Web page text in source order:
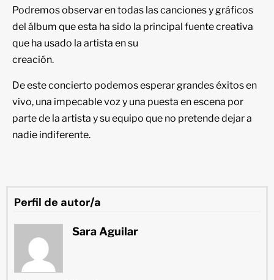
Podremos observar en todas las canciones y gráficos
del álbum que esta ha sido la principal fuente creativa
que ha usado la artista en su
creación.
De este concierto podemos esperar grandes éxitos en
vivo, una impecable voz y una puesta en escena por
parte de la artista y su equipo que no pretende dejar a
nadie indiferente.
Perfil de autor/a
Sara Aguilar